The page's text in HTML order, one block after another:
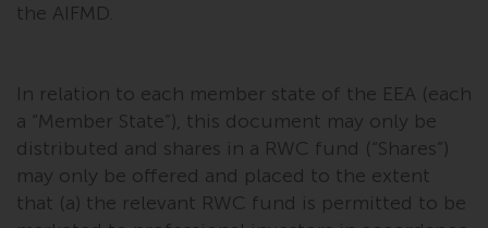
the AIFMD.
In relation to each member state of the EEA (each
a “Member State”), this document may only be
distributed and shares in a RWC fund (“Shares”)
may only be offered and placed to the extent
that (a) the relevant RWC fund is permitted to be